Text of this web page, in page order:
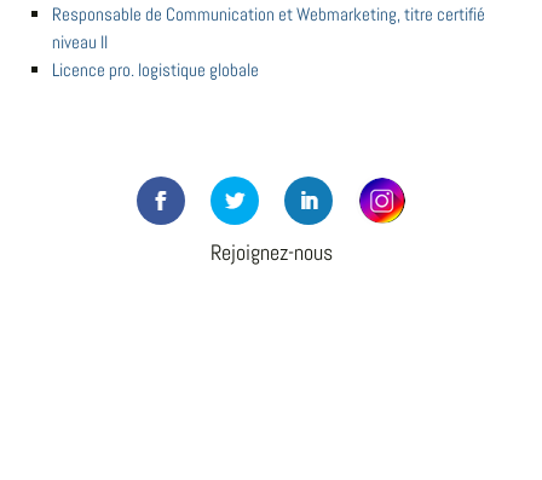
Responsable de Communication et Webmarketing, titre certifié
niveau II
Licence pro. logistique globale
Rejoignez-nous